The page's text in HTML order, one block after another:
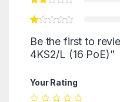
Be the first to
4KS2/L (16 PoE)”
Your Rating